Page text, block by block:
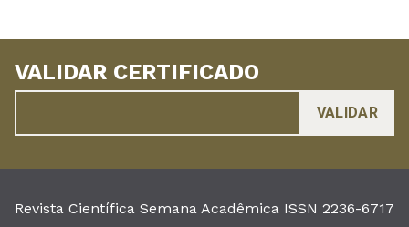
VALIDAR CERTIFICADO
Revista Científica Semana Acadêmica ISSN 2236-6717